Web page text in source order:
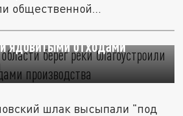
общественной
области берег реки
ядовитыми отходами
шлак высыпали "под